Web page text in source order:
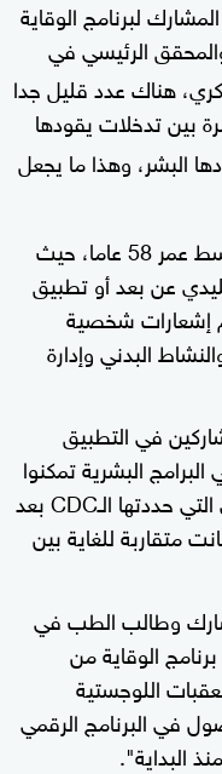
لبرنامج الوقاية
الرئيسي في
هناك عدد قليل جدا
بين تدخلات يقودها
البشر، وهذا ما يجعل
شارك في الدراسة 368 شخصا بمتوسط عمر 58 عاما، حيث
عن بعد أو تطبيق
إشعارات شخصية
البدني وإدارة
من المشاركين في التطبيق
في البرامج البشرية تمكنوا
من تحقيق معايير الوقاية من السكري التي حددتها الـCDC بعد
متقاربة للغاية بين
وطالب الطب في
الوقاية من
اللوجستية
في البرنامج الرقمي
البداية".